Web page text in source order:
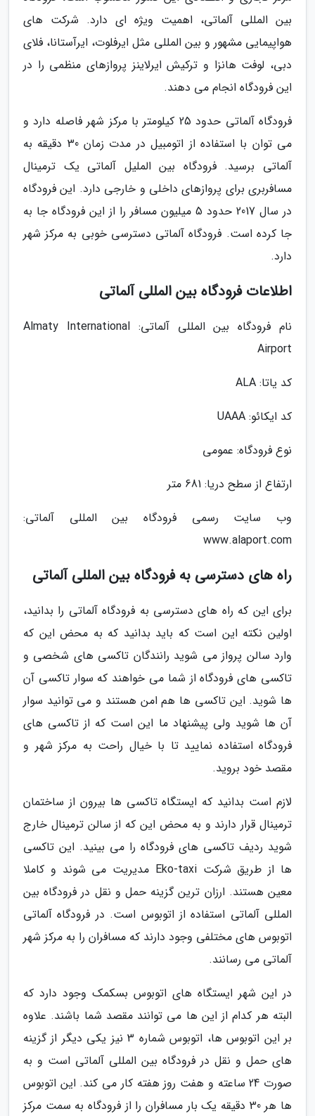
بین المللی آلماتی، اهمیت ویژه ای دارد. شرکت های
هواپیمایی مشهور و بین المللی مثل ایرفلوت، ایرآستانا، فلای
دبی، لوفت هانزا و ترکیش ایرلاینز پروازهای منظمی را در
این فرودگاه انجام می دهند.
فرودگاه آلماتی حدود 25 کیلومتر با مرکز شهر فاصله دارد و
می توان با استفاده از اتومبیل در مدت زمان 30 دقیقه به
آلماتی برسید. فرودگاه بین الملیل آلماتی یک ترمینال
مسافربری برای پروازهای داخلی و خارجی دارد. این فرودگاه
در سال 2017 حدود 5 میلیون مسافر را از این فرودگاه جا به
جا کرده است. فرودگاه آلماتی دسترسی خوبی به مرکز شهر
دارد.
اطلاعات فرودگاه بین المللی آلماتی
نام فرودگاه بین المللی آلماتی: Almaty International
Airport
کد یاتا: ALA
کد ایکائو: UAAA
نوع فرودگاه: عمومی
ارتفاع از سطح دریا: 681 متر
وب سایت رسمی فرودگاه بین المللی آلماتی:
www.alaport.com
راه های دسترسی به فرودگاه بین المللی آلماتی
برای این که راه های دسترسی به فرودگاه آلماتی را بدانید،
اولین نکته این است که باید بدانید که به محض این که
وارد سالن پرواز می شوید رانندگان تاکسی های شخصی و
تاکسی های فرودگاه از شما می خواهند که سوار تاکسی آن
ها شوید. این تاکسی ها هم امن هستند و می توانید سوار
آن ها شوید ولی پیشنهاد ما این است که از تاکسی های
فرودگاه استفاده نمایید تا با خیال راحت به مرکز شهر و
مقصد خود بروید.
لازم است بدانید که ایستگاه تاکسی ها بیرون از ساختمان
ترمینال قرار دارند و به محض این که از سالن ترمینال خارج
شوید ردیف تاکسی های فرودگاه را می بینید. این تاکسی
ها از طریق شرکت Eko-taxi مدیریت می شوند و کاملا
معین هستند. ارزان ترین گزینه حمل و نقل در فرودگاه بین
المللی آلماتی استفاده از اتوبوس است. در فرودگاه آلماتی
اتوبوس های مختلفی وجود دارند که مسافران را به مرکز شهر
آلماتی می رسانند.
در این شهر ایستگاه های اتوبوس بسکمک وجود دارد که
البته هر کدام از این ها می توانند مقصد شما باشند. علاوه
بر این اتوبوس ها، اتوبوس شماره 3 نیز یکی دیگر از گزینه
های حمل و نقل در فرودگاه بین المللی آلماتی است و به
صورت 24 ساعته و هفت روز هفته کار می کند. این اتوبوس
ها هر 30 دقیقه یک بار مسافران را از فرودگاه به سمت مرکز